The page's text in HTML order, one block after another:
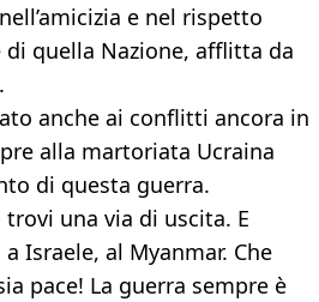
e nel rispetto
quella Nazione, afflitta da
anche ai conflitti ancora in
alla martoriata Ucraina
di questa guerra.
una via di uscita. E
Israele, al Myanmar. Che
pace! La guerra sempre è